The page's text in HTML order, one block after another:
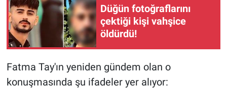
Düğün fotoğraflarını
çektiği kişi vahşice
öldürdü!
Fatma Tay'ın yeniden gündem olan o
konuşmasında şu ifadeler yer alıyor:
Koronavirüs
Kültür Sanat
Ne demişti